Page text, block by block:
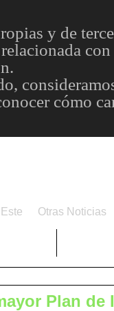
y de
cómo
Otras Noticias
Plan de